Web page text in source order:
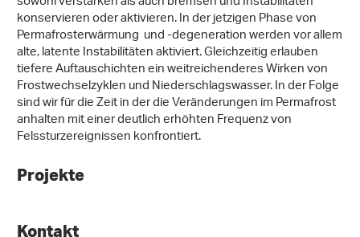
konservieren oder aktivieren. In der jetzigen Phase von
Permafrosterwärmung und -degeneration werden vor allem
alte, latente Instabilitäten aktiviert. Gleichzeitig erlauben
tiefere Auftauschichten ein weitreichenderes Wirken von
Frostwechselzyklen und Niederschlagswasser. In der Folge
sind wir für die Zeit in der die Veränderungen im Permafrost
anhalten mit einer deutlich erhöhten Frequenz von
Felssturzereignissen konfrontiert.
Projekte
Kontakt